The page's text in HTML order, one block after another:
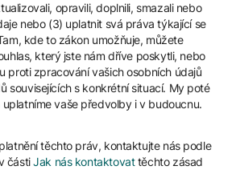
opravili, doplnili, smazali nebo
nebo (3) uplatnit svá práva týkající se
kde to zákon umožňuje, můžete
který jste nám dříve poskytli, nebo
proti zpracování vašich osobních údajů
souvisejících s konkrétní situací. My poté
vaše předvolby i v budoucnu.
těchto práv, kontaktujte nás podle
částiJak nás kontaktovattěchto zásad